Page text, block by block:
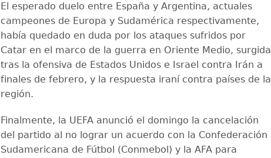
El esperado duelo entre España y Argentina, actuales
campeones de Europa y Sudamérica respectivamente,
había quedado en duda por los ataques sufridos por
Catar en el marco de la guerra en Oriente Medio, surgida
tras la ofensiva de Estados Unidos e Israel contra Irán a
finales de febrero, y la respuesta iraní contra países de la
región.
Finalmente, la UEFA anunció el domingo la cancelación
del partido al no lograr un acuerdo con la Confederación
Sudamericana de Fútbol (Conmebol) y la AFA para